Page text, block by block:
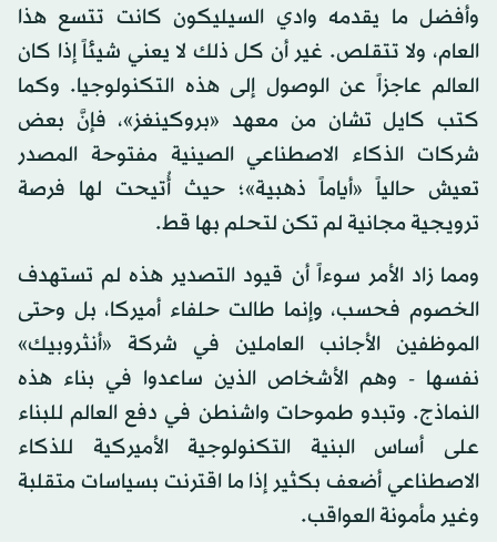
وأفضل ما يقدمه وادي السيليكون كانت تتسع هذا
العام، ولا تتقلص. غير أن كل ذلك لا يعني شيئاً إذا كان
العالم عاجزاً عن الوصول إلى هذه التكنولوجيا. وكما
كتب كايل تشان من معهد «بروكينغز»، فإنَّ بعض
شركات الذكاء الاصطناعي الصينية مفتوحة المصدر
تعيش حالياً «أياماً ذهبية»؛ حيث أُتيحت لها فرصة
ترويجية مجانية لم تكن لتحلم بها قط.
ومما زاد الأمر سوءاً أن قيود التصدير هذه لم تستهدف
الخصوم فحسب، وإنما طالت حلفاء أميركا، بل وحتى
الموظفين الأجانب العاملين في شركة «أنثروبيك»
نفسها - وهم الأشخاص الذين ساعدوا في بناء هذه
النماذج. وتبدو طموحات واشنطن في دفع العالم للبناء
على أساس البنية التكنولوجية الأميركية للذكاء
الاصطناعي أضعف بكثير إذا ما اقترنت بسياسات متقلبة
وغير مأمونة العواقب.